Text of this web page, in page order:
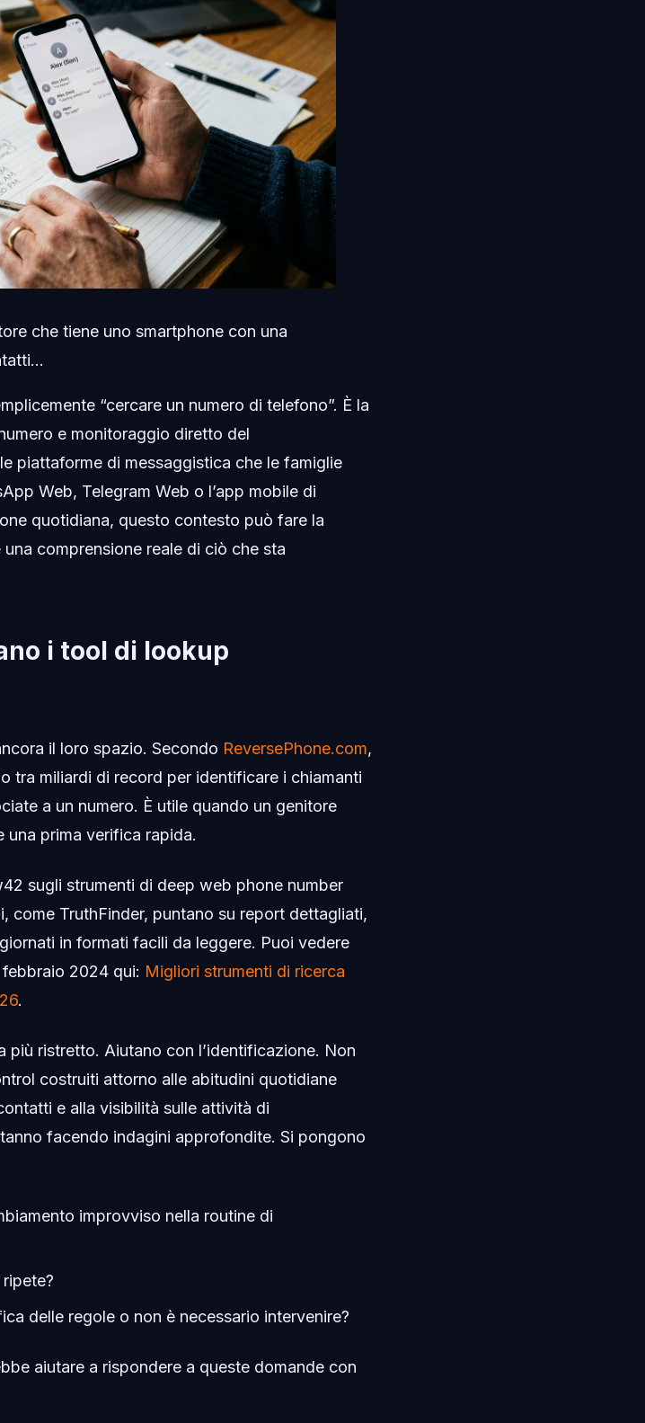
che tiene uno smartphone con una
“cercare un numero di telefono”. È la
e monitoraggio diretto del
piattaforme di messaggistica che le famiglie
Web, Telegram Web o l’app mobile di
quotidiana, questo contesto può fare la
comprensione reale di ciò che sta
i tool di lookup
il loro spazio. Secondo ReversePhone.com,
tra miliardi di record per identificare i chiamanti
a un numero. È utile quando un genitore
una prima verifica rapida.
sugli strumenti di deep web phone number
come TruthFinder, puntano su report dettagliati,
in formati facili da leggere. Puoi vedere
2024 qui: Migliori strumenti di ricerca
.
più ristretto. Aiutano con l’identificazione. Non
costruiti attorno alle abitudini quotidiane
e alla visibilità sulle attività di
facendo indagini approfondite. Si pongono
improvviso nella routine di
delle regole o non è necessario intervenire?
aiutare a rispondere a queste domande con